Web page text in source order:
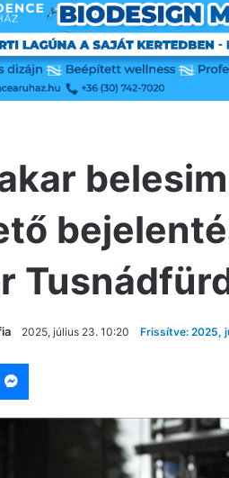
2025, július 23. 10:20 Frissítve: 2025,